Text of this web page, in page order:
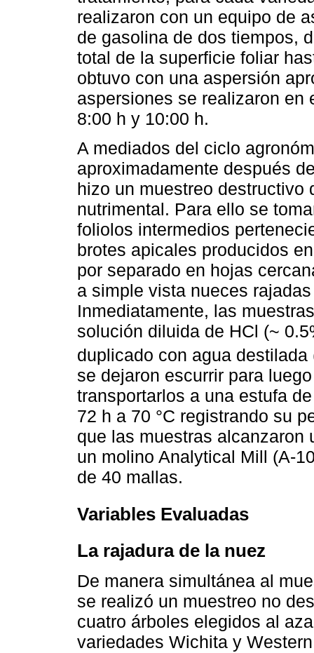
realizaron con un equipo de
de gasolina de dos tiempos,
total de la superficie foliar
obtuvo con una aspersión
aspersiones se realizaron en
8:00 h y 10:00 h.
A mediados del ciclo
aproximadamente después
hizo un muestreo destructivo
nutrimental. Para ello se
foliolos intermedios
brotes apicales producidos
por separado en hojas
a simple vista nueces
Inmediatamente, las
solución diluida de HCl (~
duplicado con agua destilada
se dejaron escurrir para
transportarlos a una estufa
72 h a 70 °C registrando su
que las muestras alcanzaron
un molino Analytical Mill (A-
de 40 mallas.
Variables Evaluadas
La rajadura de la nuez
De manera simultánea al
se realizó un muestreo no
cuatro árboles elegidos al
variedades Wichita y